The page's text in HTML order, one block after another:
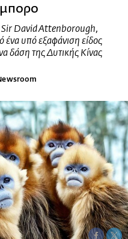
Sir David Attenborough,
ένα υπό εξαφάνιση είδος
δάση της Δυτικής Κίνας